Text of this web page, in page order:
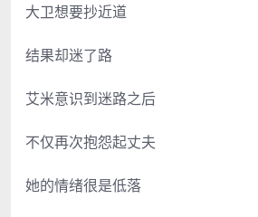
大卫想要抄近道
结果却迷了路
艾米意识到迷路之后
不仅再次抱怨起丈夫
她的情绪很是低落